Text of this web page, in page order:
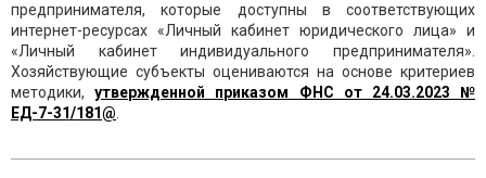
предпринимателя, которые доступны в соответствующих
интернет-ресурсах «Личный кабинет юридического лица» и
«Личный кабинет индивидуального предпринимателя».
Хозяйствующие субъекты оцениваются на основе критериев
методики,утвержденной приказом ФНС от 24.03.2023 №
ЕД-7-31/181@.